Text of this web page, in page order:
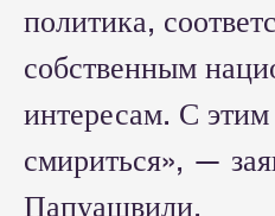
политика,
собственным
интересам. С
смириться», —
Папуашвили.